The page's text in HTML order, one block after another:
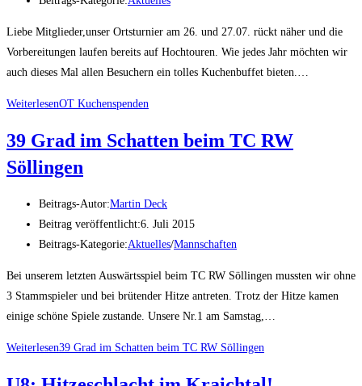
Liebe Mitglieder,unser Ortsturnier am 26. und 27.07. rückt näher und die
Vorbereitungen laufen bereits auf Hochtouren. Wie jedes Jahr möchten wir
auch dieses Mal allen Besuchern ein tolles Kuchenbuffet bieten.…
WeiterlesenOT Kuchenspenden
39 Grad im Schatten beim TC RW
Söllingen
Beitrags-Autor:Martin Deck
Beitrag veröffentlicht:6. Juli 2015
Beitrags-Kategorie:Aktuelles/Mannschaften
Bei unserem letzten Auswärtsspiel beim TC RW Söllingen mussten wir ohne
3 Stammspieler und bei brütender Hitze antreten. Trotz der Hitze kamen
einige schöne Spiele zustande. Unsere Nr.1 am Samstag,…
Weiterlesen39 Grad im Schatten beim TC RW Söllingen